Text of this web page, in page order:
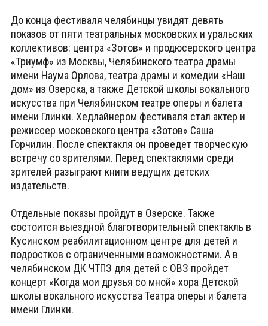
До конца фестиваля челябинцы увидят девять
показов от пяти театральных московских и уральских
коллективов: центра «Зотов» и продюсерского центра
«Триумф» из Москвы, Челябинского театра драмы
имени Наума Орлова, театра драмы и комедии «Наш
дом» из Озерска, а также Детской школы вокального
искусства при Челябинском театре оперы и балета
имени Глинки. Хедлайнером фестиваля стал актер и
режиссер московского центра «Зотов» Саша
Горчилин. После спектакля он проведет творческую
встречу со зрителями. Перед спектаклями среди
зрителей разыграют книги ведущих детских
издательств.
Отдельные показы пройдут в Озерске. Также
состоится выездной благотворительный спектакль в
Кусинском реабилитационном центре для детей и
подростков с ограниченными возможностями. А в
челябинском ДК ЧТПЗ для детей с ОВЗ пройдет
концерт «Когда мои друзья со мной» хора Детской
школы вокального искусства Театра оперы и балета
имени Глинки.